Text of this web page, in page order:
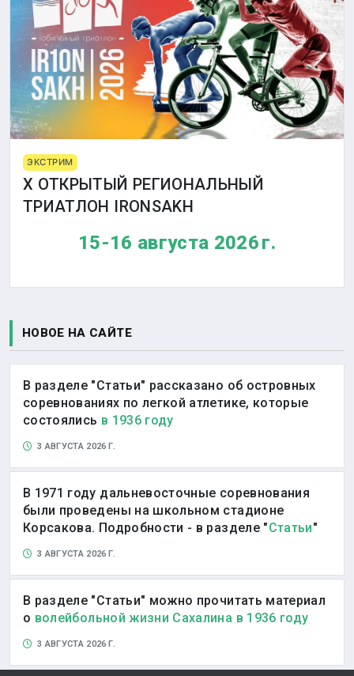
ЭКСТРИМ
X ОТКРЫТЫЙ РЕГИОНАЛЬНЫЙ
ТРИАТЛОН IRONSAKH
15-16 августа 2026 г.
НОВОЕ НА САЙТЕ
В разделе "Статьи" рассказано об островных
соревнованиях по легкой атлетике, которые
состоялись в 1936 году
3 АВГУСТА 2026 Г.
В 1971 году дальневосточные соревнования
были проведены на школьном стадионе
Корсакова. Подробности - в разделе "Статьи"
3 АВГУСТА 2026 Г.
В разделе "Статьи" можно прочитать материал
о волейбольной жизни Сахалина в 1936 году
3 АВГУСТА 2026 Г.